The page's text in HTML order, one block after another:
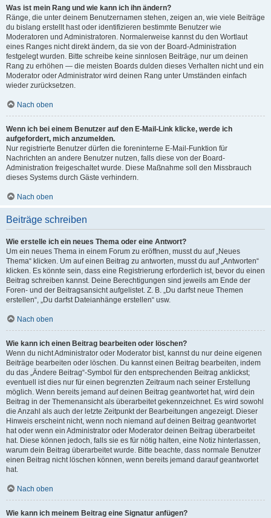
Was ist mein Rang und wie kann ich ihn ändern?
Ränge, die unter deinem Benutzernamen stehen, zeigen an, wie viele Beiträge
du bislang erstellt hast oder identifizieren bestimmte Benutzer wie
Moderatoren und Administratoren. Normalerweise kannst du den Wortlaut
eines Ranges nicht direkt ändern, da sie von der Board-Administration
festgelegt wurden. Bitte schreibe keine sinnlosen Beiträge, nur um deinen
Rang zu erhöhen — die meisten Boards dulden dieses Verhalten nicht und ein
Moderator oder Administrator wird deinen Rang unter Umständen einfach
wieder zurücksetzen.
Nach oben
Wenn ich bei einem Benutzer auf den E-Mail-Link klicke, werde ich
aufgefordert, mich anzumelden.
Nur registrierte Benutzer dürfen die foreninterne E-Mail-Funktion für
Nachrichten an andere Benutzer nutzen, falls diese von der Board-
Administration freigeschaltet wurde. Diese Maßnahme soll den Missbrauch
dieses Systems durch Gäste verhindern.
Nach oben
Beiträge schreiben
Wie erstelle ich ein neues Thema oder eine Antwort?
Um ein neues Thema in einem Forum zu eröffnen, musst du auf „Neues
Thema“ klicken. Um auf einen Beitrag zu antworten, musst du auf „Antworten“
klicken. Es könnte sein, dass eine Registrierung erforderlich ist, bevor du einen
Beitrag schreiben kannst. Deine Berechtigungen sind jeweils am Ende der
Foren- und der Beitragsansicht aufgelistet. Z. B. „Du darfst neue Themen
erstellen“, „Du darfst Dateianhänge erstellen“ usw.
Nach oben
Wie kann ich einen Beitrag bearbeiten oder löschen?
Wenn du nicht Administrator oder Moderator bist, kannst du nur deine eigenen
Beiträge bearbeiten oder löschen. Du kannst einen Beitrag bearbeiten, indem
du das „Ändere Beitrag“-Symbol für den entsprechenden Beitrag anklickst;
eventuell ist dies nur für einen begrenzten Zeitraum nach seiner Erstellung
möglich. Wenn bereits jemand auf deinen Beitrag geantwortet hat, wird dein
Beitrag in der Themenansicht als überarbeitet gekennzeichnet. Es wird sowohl
die Anzahl als auch der letzte Zeitpunkt der Bearbeitungen angezeigt. Dieser
Hinweis erscheint nicht, wenn noch niemand auf deinen Beitrag geantwortet
hat oder wenn ein Administrator oder Moderator deinen Beitrag überarbeitet
hat. Diese können jedoch, falls sie es für nötig halten, eine Notiz hinterlassen,
warum dein Beitrag überarbeitet wurde. Bitte beachte, dass normale Benutzer
einen Beitrag nicht löschen können, wenn bereits jemand darauf geantwortet
hat.
Nach oben
Wie kann ich meinem Beitrag eine Signatur anfügen?